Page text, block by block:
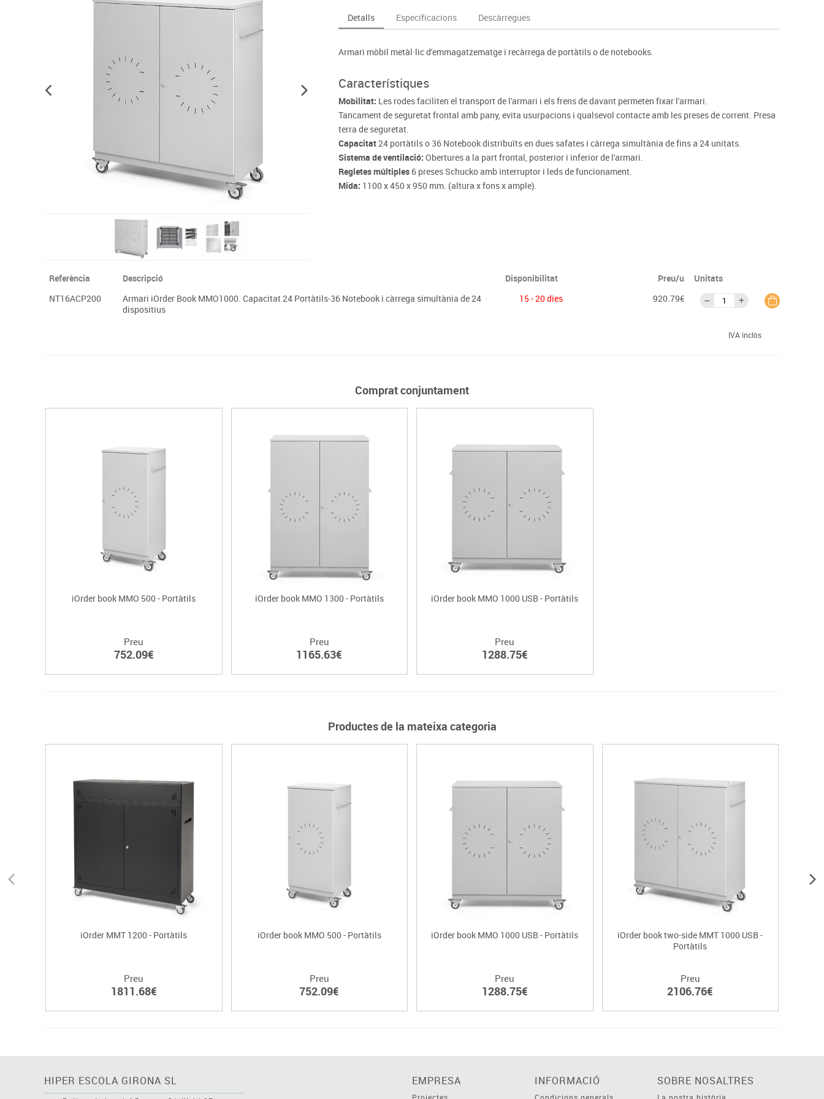
Dibuix tècnic i artístic
Material escolar
Construccions
Jocs simbòlics
Matemàtiques
Mobiliari tecnològic
Monitors interactius
Videoprojecció
Taules escolars, abatibles i polivalents
Cadires, bancs i tamborets
Entrenament
Esports raqueta
Gimnàstica rítmica
Detalls Especificacions Descàrregues
Armari mòbil metàl·lic d'emmagatzematge i recàrrega de portàtils o de notebooks.
Característiques
Mobilitat: Les rodes faciliten el transport de l'armari i els frens de davant permeten fixar l'armari.
Tancament de seguretat frontal amb pany, evita usurpacions i qualsevol contacte amb les preses de corrent. Presa
terra de seguretat.
Capacitat24 portàtils o 36 Notebook distribuïts en dues safates i càrrega simultània de fins a 24 unitats.
Sistema de ventilació: Obertures a la part frontal, posterior i inferior de l'armari.
Regletes múltiples 6 preses Schucko amb interruptor i leds de funcionament.
Mida: 1100 x 450 x 950 mm. (altura x fons x ample).
Referència Descripció Disponibilitat Preu/u
Unitats
NT16ACP200
Armari iOrder Book MMO1000. Capacitat 24 Portàtils-36 Notebook i càrrega simultània de 24
dispositius
15 - 20 dies 920.79€
IVA inclòs
Comprat conjuntament
iOrder book MMO 500 - Portàtils
Preu
752.09€
iOrder book MMO 1300 - Portàtils
Preu
1165.63€
iOrder book MMO 1000 USB - Portàtils
Preu
1288.75€
Productes de la mateixa categoria
iOrder MMT 1200 - Portàtils
Preu
1811.68€
iOrder book MMO 500 - Portàtils
Preu
752.09€
iOrder book MMO 1000 USB - Portàtils
Preu
1288.75€
iOrder book two-side MMT 1000 USB -
Portàtils
Preu
2106.76€
HIPER ESCOLA GIRONA SL EMPRESA
Projectes
INFORMACIÓ
Condicions generals
SOBRE NOSALTRES
La nostra història